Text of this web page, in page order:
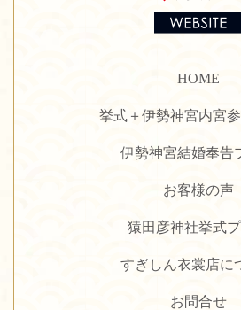
HOME
挙式＋伊勢神宮内宮
伊勢神宮結婚奉告
お客様の声
猿田彦神社挙式
すぎしん衣裳店に
お問合せ